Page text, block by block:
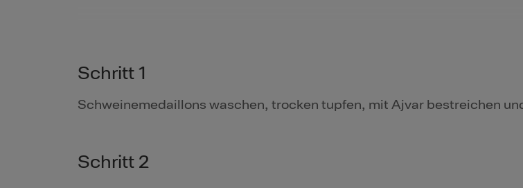
Schritt 1
Schweinemedaillons waschen, trocken tupfen, mit Ajvar bestreichen
Schritt 2